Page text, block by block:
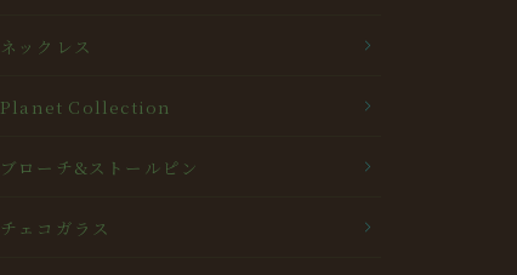
ネックレス
Planet Collection
ブローチ&ストールピン
チェコガラス